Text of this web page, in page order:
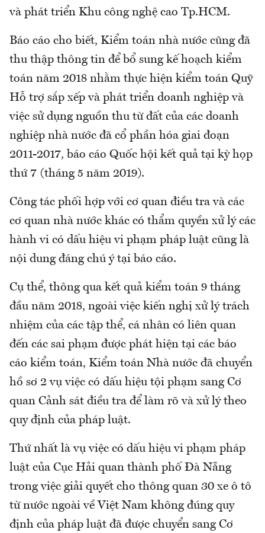
và phát triển Khu công nghệ cao Tp.HCM.
Báo cáo cho biết, Kiểm toán nhà nước cũng đã
thu thập thông tin để bổ sung kế hoạch kiểm
toán năm 2018 nhằm thực hiện kiểm toán Quỹ
Hỗ trợ sắp xếp và phát triển doanh nghiệp và
việc sử dụng nguồn thu từ đất của các doanh
nghiệp nhà nước đã cổ phần hóa giai đoạn
2011-2017, báo cáo Quốc hội kết quả tại kỳ họp
thứ 7 (tháng 5 năm 2019).
Công tác phối hợp với cơ quan điều tra và các
cơ quan nhà nước khác có thẩm quyền xử lý các
hành vi có dấu hiệu vi phạm pháp luật cũng là
nội dung đáng chú ý tại báo cáo.
Cụ thể, thông qua kết quả kiểm toán 9 tháng
đầu năm 2018, ngoài việc kiến nghị xử lý trách
nhiệm của các tập thể, cá nhân có liên quan
đến các sai phạm được phát hiện tại các báo
cáo kiểm toán, Kiểm toán Nhà nước đã chuyển
hồ sơ 2 vụ việc có dấu hiệu tội phạm sang Cơ
quan Cảnh sát điều tra để làm rõ và xử lý theo
quy định của pháp luật.
Thứ nhất là vụ việc có dấu hiệu vi phạm pháp
luật của Cục Hải quan thành phố Đà Nẵng
trong việc giải quyết cho thông quan 30 xe ô tô
từ nước ngoài về Việt Nam không đúng quy
định của pháp luật đã được chuyển sang Cơ